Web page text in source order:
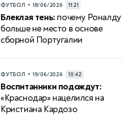
ФУТБОЛ • 18/06/2026 11:21
Блеклая тень: почему Роналду
больше не место в основе
сборной Португалии
ФУТБОЛ • 19/06/2026 10:42
Воспитанники подождут:
«Краснодар» нацелился на
Кристиана Кардозо